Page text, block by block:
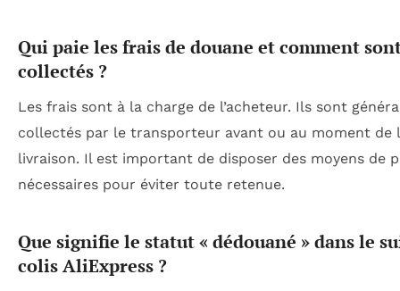
Qui paie les frais de douane et comment
collectés ?
Les frais sont à la charge de l’acheteur. Ils sont
collectés par le transporteur avant ou au moment de
livraison. Il est important de disposer des moyens de
nécessaires pour éviter toute retenue.
Que signifie le statut « dédouané » dans le
colis AliExpress ?